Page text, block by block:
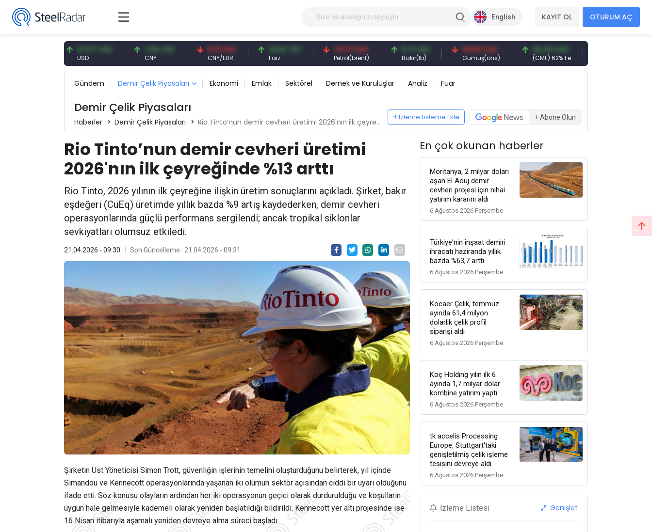
English KAYIT OL OTURUM AÇ
47,57 USD 7,09 CNY
CNY
0,13 CNY
CNY/EUR
41,54 TRY
Faiz
79,73 USD
Petrol(brent)
6,71 USD
Bakır(lb)
94,50 USD
Gümüş(ons)
94,44 USD
(CME) 62% Fe
377,25 USD
Gemi Söküm
Gündem Demir Çelik Piyasaları Ekonomi Emlak Sektörel Dernek ve Kuruluşlar Analiz Fuar
Demir Çelik Piyasaları
Haberler Demir Çelik Piyasaları Rio Tinto’nun demir cevheri üretimi 2026'nın ilk çeyreğinde %13 arttı
İzleme Listeme Ekle + Abone Olun
Rio Tinto’nun demir cevheri üretimi
2026'nın ilk çeyreğinde %13 arttı
Rio Tinto, 2026 yılının ilk çeyreğine ilişkin üretim sonuçlarını açıkladı. Şirket, bakır
eşdeğeri (CuEq) üretimde yıllık bazda %9 artış kaydederken, demir cevheri
operasyonlarında güçlü performans sergilendi; ancak tropikal siklonlar
sevkiyatları olumsuz etkiledi.
21.04.2026 - 09:30 Son Güncelleme : 21.04.2026 - 09:31
Şirketin Üst Yöneticisi Simon Trott, güvenliğin işlerinin temelini oluşturduğunu belirterek, yıl içinde
Simandou ve Kennecott operasyonlarında yaşanan iki ölümün sektör açısından ciddi bir uyarı olduğunu
ifade etti. Söz konusu olayların ardından her iki operasyonun geçici olarak durdurulduğu ve koşulların
uygun hale gelmesiyle kademeli olarak yeniden başlatıldığı bildirildi. Kennecott yer altı projesinde ise
16 Nisan itibarıyla aşamalı yeniden devreye alma süreci başladı.
En çok okunan haberler
Moritanya, 2 milyar doları
aşan El Aouj demir
cevheri projesi için nihai
yatırım kararını aldı
6 Ağustos 2026 Perşembe
Türkiye'nin inşaat demiri
ihracatı haziranda yıllık
bazda %63,7 arttı
6 Ağustos 2026 Perşembe
Kocaer Çelik, temmuz
ayında 61,4 milyon
dolarlık çelik profil
siparişi aldı
6 Ağustos 2026 Perşembe
Koç Holding yılın ilk 6
ayında 1,7 milyar dolar
kombine yatırım yaptı
6 Ağustos 2026 Perşembe
tk accelis Processing
Europe, Stuttgart'taki
genişletilmiş çelik işleme
tesisini devreye aldı
6 Ağustos 2026 Perşembe
İzleme Listesi Genişlet